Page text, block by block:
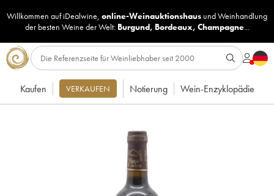
Willkommen auf iDealwine, online-Weinauktionshaus undWeinhandlung
der besten Weine der Welt: Burgund, Bordeaux, Champagne...
Kaufen VERKAUFEN Notierung Wein-Enzyklopädie